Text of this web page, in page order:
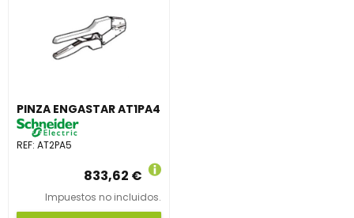
PINZA ENGASTAR AT1PA4
REF: AT2PA5
833,62 €
Impuestos no incluidos.